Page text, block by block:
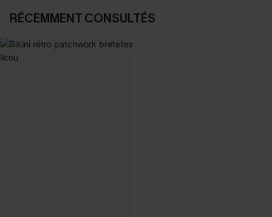
RÉCEMMENT CONSULTÉS